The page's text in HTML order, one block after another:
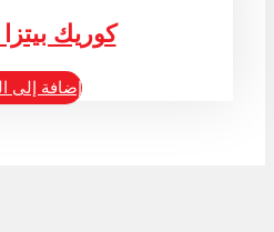
كوريك
إضافة إلى